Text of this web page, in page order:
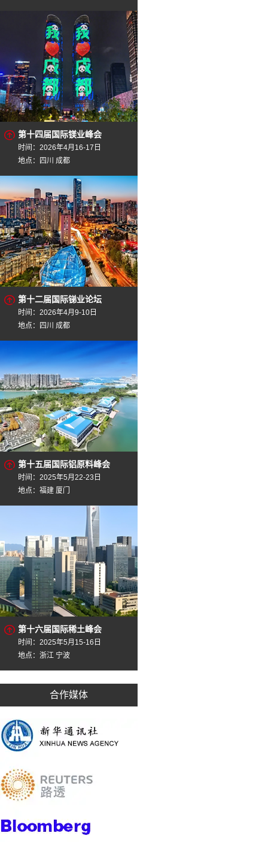
第十四届国际镁业峰会
时间：2026年4月16-17日
地点：四川 成都
第十二届国际锑业论坛
时间：2026年4月9-10日
地点：四川 成都
第十五届国际铝原料峰会
时间：2025年5月22-23日
地点：福建 厦门
第十六届国际稀土峰会
时间：2025年5月15-16日
地点：浙江 宁波
合作媒体